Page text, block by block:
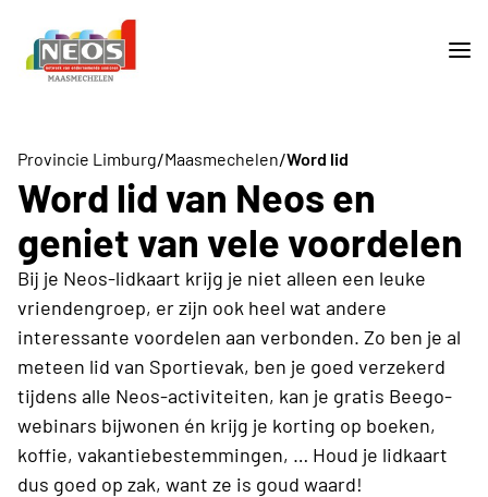
Provincie Limburg/Maasmechelen/Word lid
Word lid van Neos en
geniet van vele voordelen
Bij je Neos-lidkaart krijg je niet alleen een leuke
vriendengroep, er zijn ook heel wat andere
interessante voordelen aan verbonden. Zo ben je al
meteen lid van Sportievak, ben je goed verzekerd
tijdens alle Neos-activiteiten, kan je gratis Beego-
webinars bijwonen én krijg je korting op boeken,
koffie, vakantiebestemmingen, … Houd je lidkaart
dus goed op zak, want ze is goud waard!